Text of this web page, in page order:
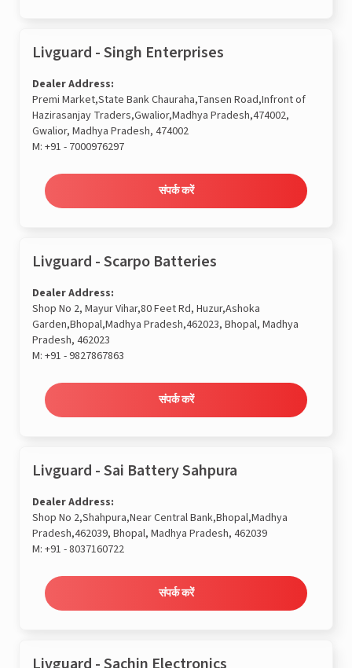
Livguard - Singh Enterprises
Dealer Address:
Premi Market,State Bank Chauraha,Tansen Road,Infront of
Hazirasanjay Traders,Gwalior,Madhya Pradesh,474002,
Gwalior, Madhya Pradesh, 474002
M: +91 - 7000976297
संपर्क करें
Livguard - Scarpo Batteries
Dealer Address:
Shop No 2, Mayur Vihar,80 Feet Rd, Huzur,Ashoka
Garden,Bhopal,Madhya Pradesh,462023, Bhopal, Madhya
Pradesh, 462023
M: +91 - 9827867863
संपर्क करें
Livguard - Sai Battery Sahpura
Dealer Address:
Shop No 2,Shahpura,Near Central Bank,Bhopal,Madhya
Pradesh,462039, Bhopal, Madhya Pradesh, 462039
M: +91 - 8037160722
संपर्क करें